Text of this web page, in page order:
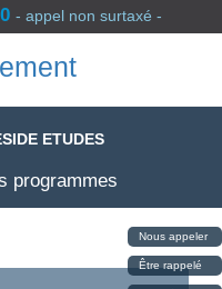
- appel non surtaxé -
Nous appeler
Être rappelé
ETUDES
programmes